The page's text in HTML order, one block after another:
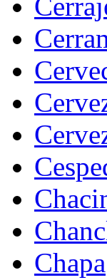
Chapa